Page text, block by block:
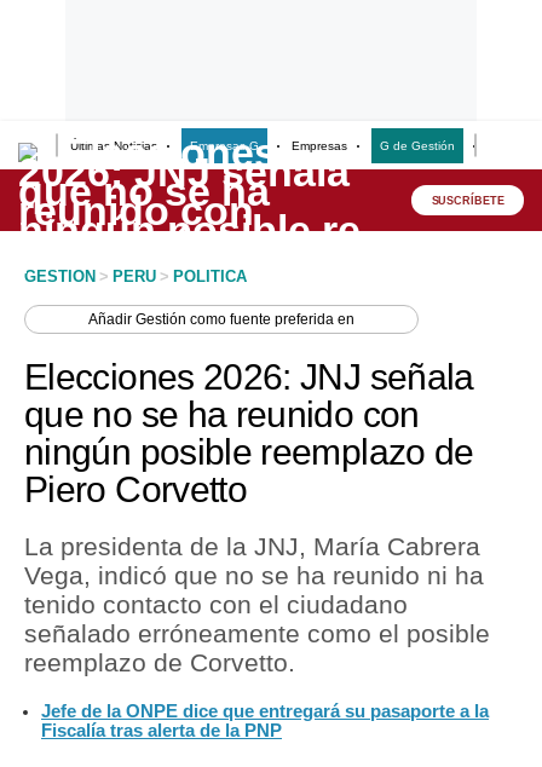
Últimas Noticias Empresas G Empresas G de Gestión
Lo último
Peru Quiosco
Economía
Mercados
Perú
Política
Tu Dinero
Finanzas Personales
Plus G
SUSCRÍBETE
GESTION > PERU > POLITICA
AñadirGestión como fuente preferida en
Elecciones 2026: JNJ señala
que no se ha reunido con
ningún posible reemplazo de
Piero Corvetto
La presidenta de la JNJ, María Cabrera
Vega, indicó que no se ha reunido ni ha
tenido contacto con el ciudadano
señalado erróneamente como el posible
reemplazo de Corvetto.
Jefe de la ONPE dice que entregará su pasaporte a la
Fiscalía tras alerta de la PNP